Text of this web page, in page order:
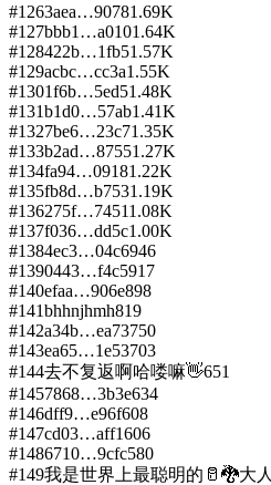
#1263aea…90781.69K
#127bbb1…a0101.64K
#128422b…1fb51.57K
#129acbc…cc3a1.55K
#1301f6b…5ed51.48K
#131b1d0…57ab1.41K
#1327be6…23c71.35K
#133b2ad…87551.27K
#134fa94…09181.22K
#135fb8d…b7531.19K
#136275f…74511.08K
#137f036…dd5c1.00K
#1384ec3…04c6946
#1390443…f4c5917
#140efaa…906e898
#141bhhnjhmh819
#142a34b…ea73750
#143ea65…1e53703
#144去不复返啊哈喽嘛👋651
#1457868…3b3e634
#146dff9…e96f608
#147cd03…aff1606
#1486710…9cfc580
#149我是世界上最聪明的🥛🐉大人